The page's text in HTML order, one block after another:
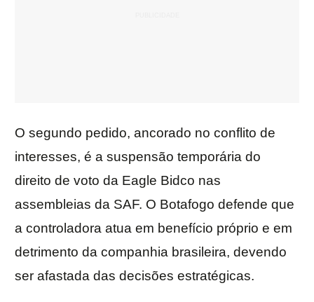
O segundo pedido, ancorado no conflito de
interesses, é a suspensão temporária do
direito de voto da Eagle Bidco nas
assembleias da SAF. O Botafogo defende que
a controladora atua em benefício próprio e em
detrimento da companhia brasileira, devendo
ser afastada das decisões estratégicas.